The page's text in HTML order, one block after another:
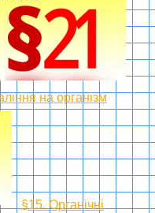
на організм
§15. Органічні